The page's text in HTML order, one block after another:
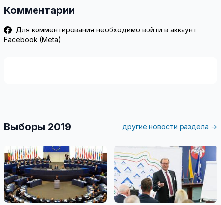
Комментарии
Для комментирования необходимо войти в аккаунт
Facebook (Meta)
Выборы 2019 другие новости раздела →